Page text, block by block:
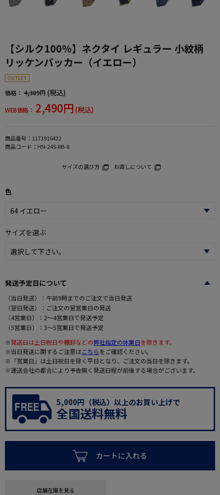
【シルク100%】ネクタイ レギュラー 小紋柄
リッケンバッカー（イエロー）
OUTLET
価格： 4,389円 (税込)
WEB価格： 2,490円 (税込)
商品番号： 1173916422
商品コード： HN-24S-RB-8
サイズの選び方 お直しについて
色
サイズを選ぶ
発送予定日について
（当日発送）：午前9時までのご注文で当日発送
（翌日発送）：ご注文の翌営業日の発送
（4営業日）：2～4営業日で発送予定
（5営業日）：3～5営業日で発送予定
※発送日は土日祝日や棚卸などの弊社指定の休業日を除きます。
※当日発送に関するご注意はこちらをご確認ください。
※「営業日」は土日祝日を除く平日となり、ご注文の当日を除きます。
※運送会社の都合により予告無く発送日程が前後する場合がございます。
5,000円（税込）以上のお買い上げで
全国送料無料
カートに入れる
店舗在庫を見る